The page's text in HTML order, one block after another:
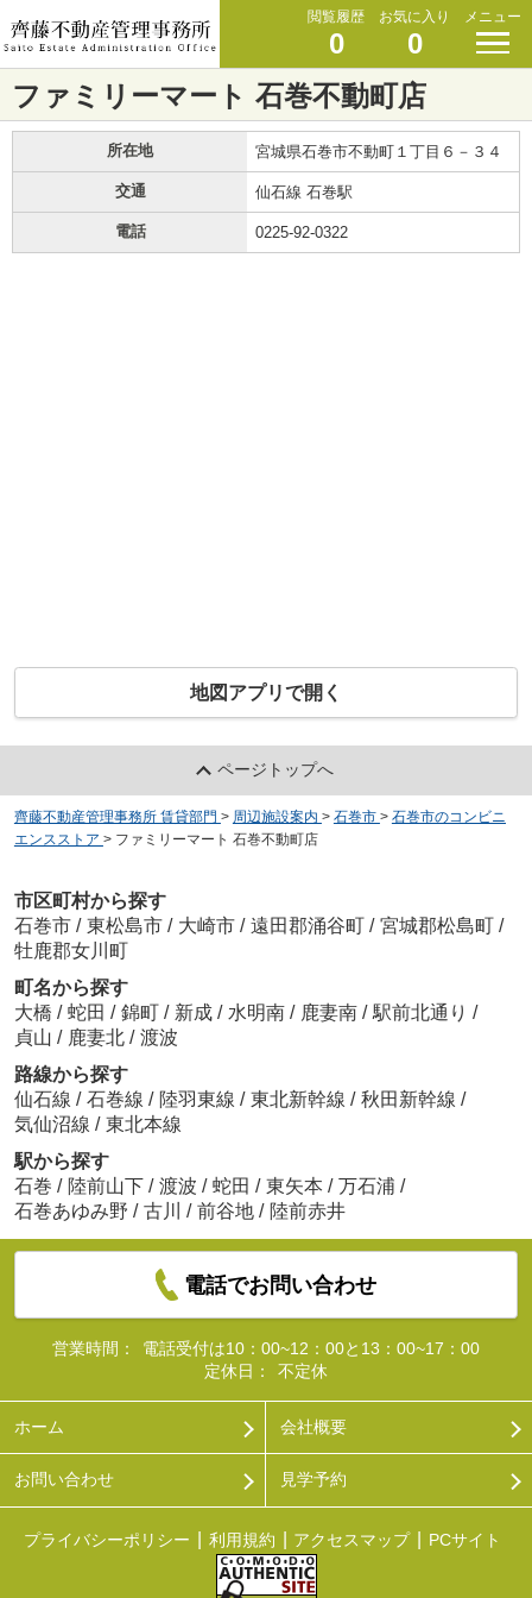
閲覧履歴
0
お気に入り
0
メニュー
ファミリーマート 石巻不動町店
所在地 宮城県石巻市不動町１丁目６－３４
交通 仙石線 石巻駅
電話 0225-92-0322
地図アプリで開く
ページトップへ
齊藤不動産管理事務所 賃貸部門 > 周辺施設案内 > 石巻市 > 石巻市のコンビニ
エンスストア > ファミリーマート 石巻不動町店
市区町村から探す
石巻市 / 東松島市 / 大崎市 / 遠田郡涌谷町 / 宮城郡松島町 /
牡鹿郡女川町
町名から探す
大橋 / 蛇田 / 錦町 / 新成 / 水明南 / 鹿妻南 / 駅前北通り /
貞山 / 鹿妻北 / 渡波
路線から探す
仙石線 / 石巻線 / 陸羽東線 / 東北新幹線 / 秋田新幹線 /
気仙沼線 / 東北本線
駅から探す
石巻 / 陸前山下 / 渡波 / 蛇田 / 東矢本 / 万石浦 /
石巻あゆみ野 / 古川 / 前谷地 / 陸前赤井
電話でお問い合わせ
営業時間：
電話受付は10：00~12：00と13：00~17：00
定休日：
不定休
ホーム 会社概要
お問い合わせ 見学予約
プライバシーポリシー 利用規約 アクセスマップ PCサイト